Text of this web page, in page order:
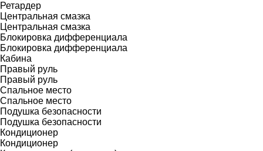
Ретардер
Центральная смазка
Центральная смазка
Блокировка дифференциала
Блокировка дифференциала
Кабина
Правый руль
Правый руль
Спальное место
Спальное место
Подушка безопасности
Подушка безопасности
Кондиционер
Кондиционер